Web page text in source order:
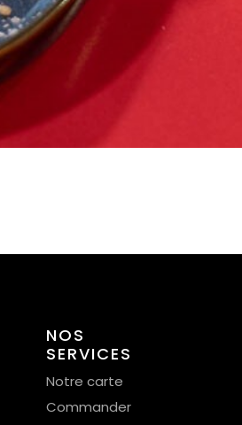
NOS
SERVICES
Notre carte
Commander